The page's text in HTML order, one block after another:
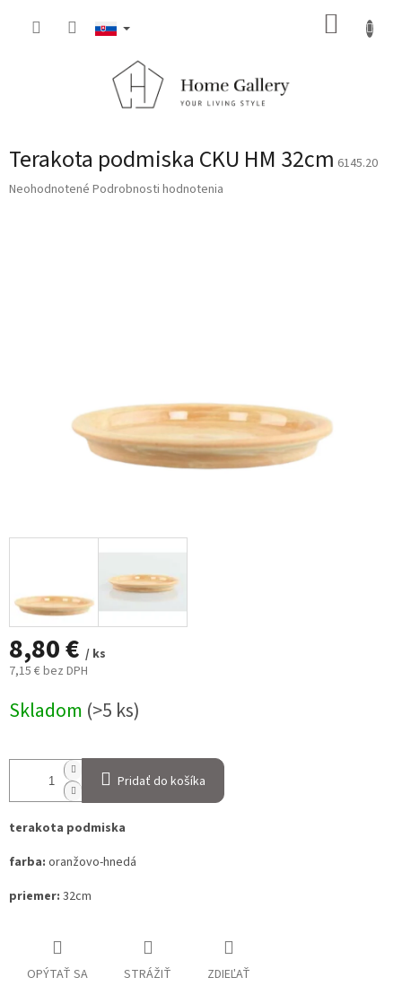
Terakota podmiska CKU HM 32cm 6145.20
Priemerné
Neohodnotené Podrobnosti hodnotenia
8,80 € / ks
7,15 € bez DPH
cena:
Skladom (>5 ks)
Pridať do košíka
terakota podmiska
farba: oranžovo-hnedá
priemer: 32cm
OPÝTAŤ SA STRÁŽIŤ ZDIEĽAŤ